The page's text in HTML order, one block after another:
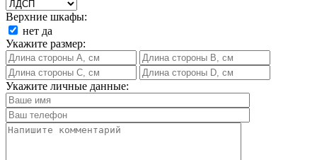
Верхние шкафы:
нет да
Укажите размер:
Укажите личные данные: